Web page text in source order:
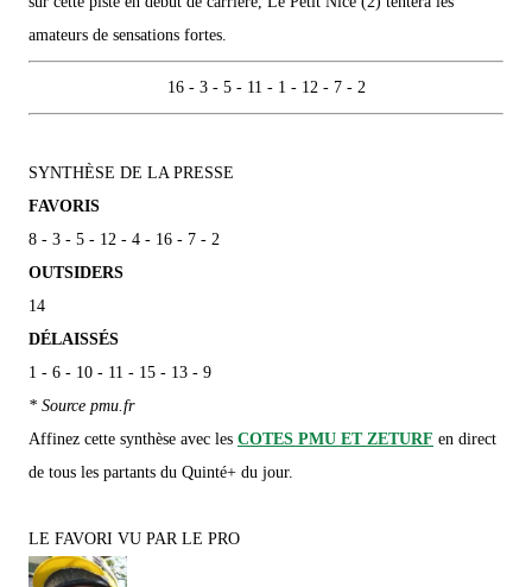
amateurs de sensations fortes.
16 - 3 - 5 - 11 - 1 - 12 - 7 - 2
SYNTHÈSE DE LA PRESSE
FAVORIS
8 - 3 - 5 - 12 - 4 - 16 - 7 - 2
OUTSIDERS
14
DÉLAISSÉS
1 - 6 - 10 - 11 - 15 - 13 - 9
* Source pmu.fr
Affinez cette synthèse avec les COTES PMU ET ZETURF en direct
de tous les partants du Quinté+ du jour.
LE FAVORI VU PAR LE PRO